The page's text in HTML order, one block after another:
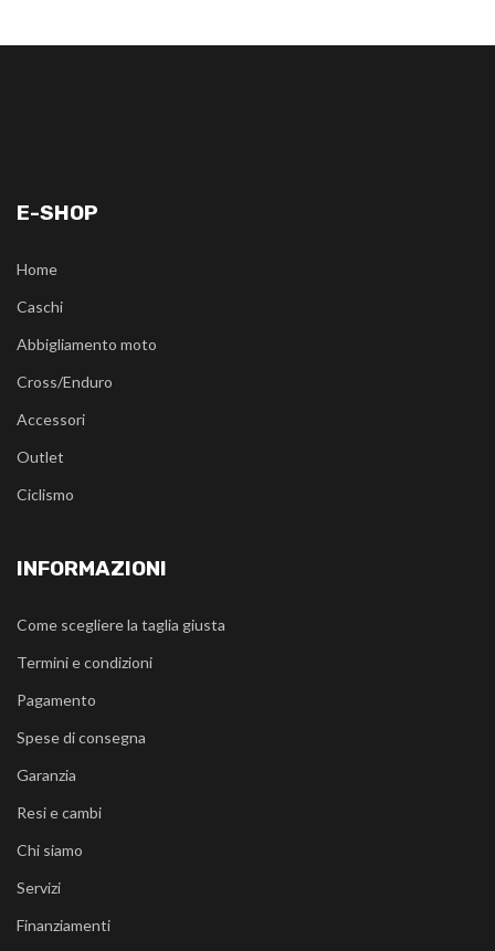
E-SHOP
Home
Caschi
Abbigliamento moto
Cross/Enduro
Accessori
Outlet
Ciclismo
INFORMAZIONI
Come scegliere la taglia giusta
Termini e condizioni
Pagamento
Spese di consegna
Garanzia
Resi e cambi
Chi siamo
Servizi
Finanziamenti